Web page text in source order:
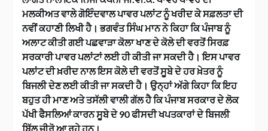
ਮਲਕੀਅਤ ਵਾਲੇ ਗੋਇੰਦਵਾਲ ਪਾਵਰ ਪਲਾਂਟ ਨੂੰ ਖਰੀਦ ਕੇ ਸਫ਼ਲਤਾ ਦੀ
ਨਵੀਂ ਕਹਾਣੀ ਲਿਖੀ ਹੈ। ਭਗਵੰਤ ਸਿੰਘ ਮਾਨ ਨੇ ਕਿਹਾ ਕਿ ਪੰਜਾਬ ਨੂੰ
ਅਲਾਟ ਕੀਤੀ ਗਈ ਪਛਵਾੜਾ ਕੋਲਾ ਖਾਣ ਦੇ ਕੋਲੇ ਦੀ ਵਰਤੋਂ ਸਿਰਫ਼
ਸਰਕਾਰੀ ਪਾਵਰ ਪਲਾਂਟਾਂ ਲਈ ਹੀ ਕੀਤੀ ਜਾ ਸਕਦੀ ਹੈ। ਇਸ ਪਾਵਰ
ਪਲਾਂਟ ਦੀ ਖ਼ਰੀਦ ਨਾਲ ਇਸ ਕੋਲੇ ਦੀ ਵਰਤੋਂ ਸੂਬੇ ਦੇ ਹਰ ਖ਼ੇਤਰ ਨੂੰ
ਬਿਜਲੀ ਦੇਣ ਲਈ ਕੀਤੀ ਜਾ ਸਕਦੀ ਹੈ। ਉਨ੍ਹਾਂ ਅੱਗੇ ਕਿਹਾ ਕਿ ਇਹ
ਬਹੁਤ ਹੀ ਮਾਣ ਅਤੇ ਤਸੱਲੀ ਵਾਲੀ ਗੱਲ ਹੈ ਕਿ ਪੰਜਾਬ ਸਰਕਾਰ ਦੇ ਲੋਕ
ਪੱਖੀ ਫੈਸਲਿਆਂ ਕਾਰਨ ਸੂਬੇ ਦੇ 90 ਫੀਸਦੀ ਖਪਤਕਾਰਾਂ ਦੇ ਬਿਜਲੀ
ਬਿੱਲ ਜ਼ੀਰੋ ਆ ਰਹੇ ਹਨ।